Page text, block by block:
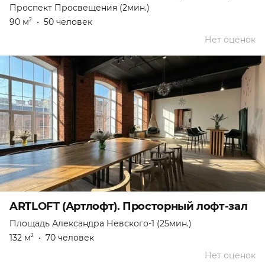
Проспект Просвещения (2мин.)
90 м2 • 50 человек
Нет оценок
ARTLOFT (Артлофт). Просторный лофт-зал
Площадь Александра Невского-1 (25мин.)
132 м2 • 70 человек
Нет оценок